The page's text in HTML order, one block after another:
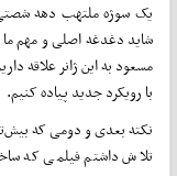
یک سوژه ملتهب دهه شصتی
شاید دغدغه اصلی و مهم
مسعود به این ژانر علاقه
با رویکرد جدید پیاده کنیم.
نکته بعدی و دومی که
تلاش داشتم فیلمی که